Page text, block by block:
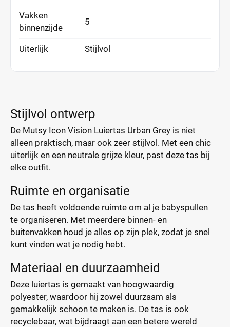
Vakken
binnenzijde
5
Uiterlijk Stijlvol
Stijlvol ontwerp
De Mutsy Icon Vision Luiertas Urban Grey is niet
alleen praktisch, maar ook zeer stijlvol. Met een chic
uiterlijk en een neutrale grijze kleur, past deze tas bij
elke outfit.
Ruimte en organisatie
De tas heeft voldoende ruimte om al je babyspullen
te organiseren. Met meerdere binnen- en
buitenvakken houd je alles op zijn plek, zodat je snel
kunt vinden wat je nodig hebt.
Materiaal en duurzaamheid
Deze luiertas is gemaakt van hoogwaardig
polyester, waardoor hij zowel duurzaam als
gemakkelijk schoon te maken is. De tas is ook
recyclebaar, wat bijdraagt aan een betere wereld